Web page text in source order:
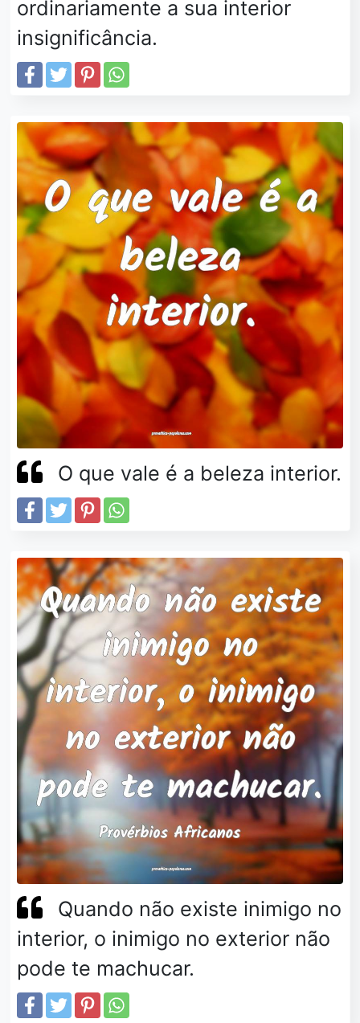
ordinariamente a sua interior
insignificância.
O que vale é a beleza interior.
Quando não existe inimigo no
interior, o inimigo no exterior não
pode te machucar.